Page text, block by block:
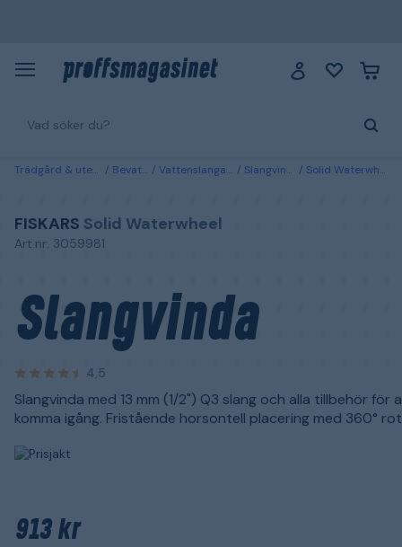
Trädgård & utemiljö Bevattning Vattenslangar & kopplingar Slangvindor & slangvagnar Solid Waterwheel Fiskars Slangvinda L, 13 mm, med 30 m slang
FISKARS Solid Waterwheel
Art.nr: 3059981
Slangvinda
4,5
Slangvinda med 13 mm (1/2") Q3 slang och alla tillbehör för
komma igång. Fristående horsontell placering med 360°
913 kr